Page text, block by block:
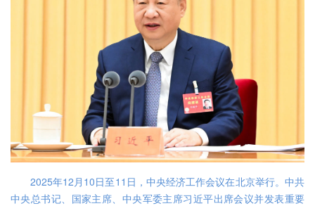
2025年12月10日至11日，中央经济工作会议在北京举行。中共
中央总书记、国家主席、中央军委主席习近平出席会议并发表重要